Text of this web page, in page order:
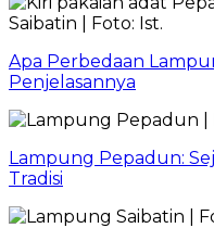
Apa Perbedaan
Penjelasannya
Lampung Pepadun:
Tradisi